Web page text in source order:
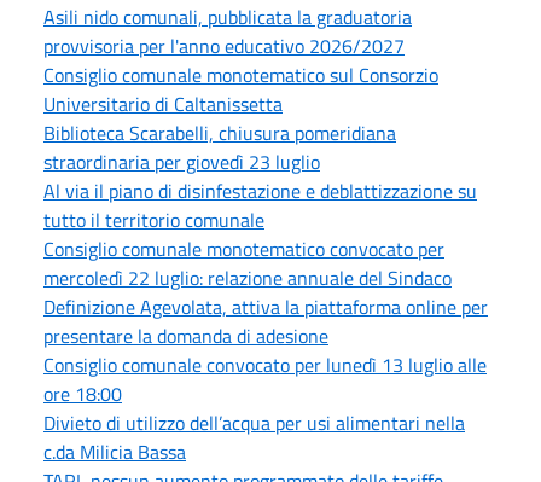
Asili nido comunali, pubblicata la graduatoria
provvisoria per l'anno educativo 2026/2027
Consiglio comunale monotematico sul Consorzio
Universitario di Caltanissetta
Biblioteca Scarabelli, chiusura pomeridiana
straordinaria per giovedì 23 luglio
Al via il piano di disinfestazione e deblattizzazione su
tutto il territorio comunale
Consiglio comunale monotematico convocato per
mercoledì 22 luglio: relazione annuale del Sindaco
Definizione Agevolata, attiva la piattaforma online per
presentare la domanda di adesione
Consiglio comunale convocato per lunedì 13 luglio alle
ore 18:00
Divieto di utilizzo dell’acqua per usi alimentari nella
c.da Milicia Bassa